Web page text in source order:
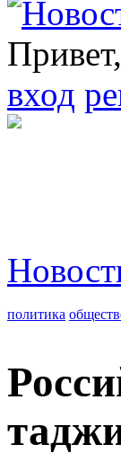
вход
политика